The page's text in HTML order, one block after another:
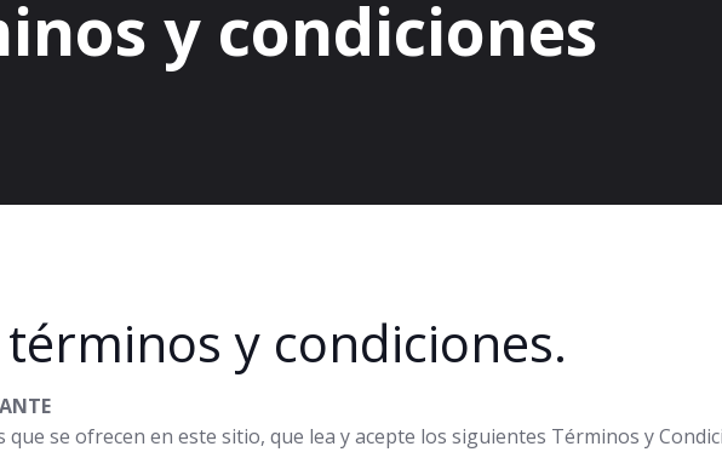
y condiciones
y condiciones.
se ofrecen en este sitio, que lea y acepte los siguientes Términos y